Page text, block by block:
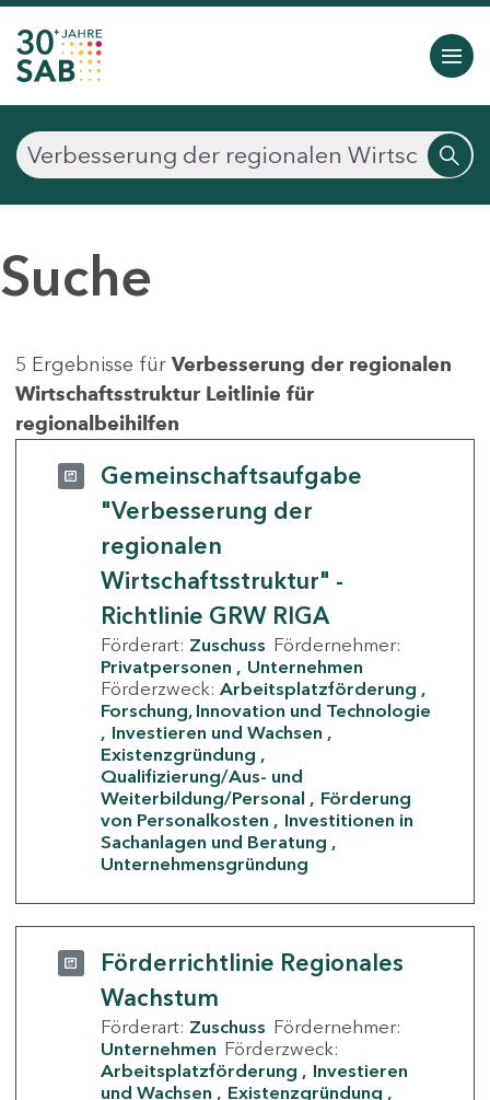
Suche
5 Ergebnisse für Verbesserung der regionalen
Wirtschaftsstruktur Leitlinie für
regionalbeihilfen
Gemeinschaftsaufgabe
"Verbesserung der
regionalen
Wirtschaftsstruktur" -
Richtlinie GRW RIGA
Förderart: Zuschuss Fördernehmer:
Privatpersonen
Unternehmen
Förderzweck: Arbeitsplatzförderung
Forschung, Innovation und Technologie
Investieren und Wachsen
Existenzgründung
Qualifizierung/Aus- und
Weiterbildung/Personal
Förderung
von Personalkosten
Investitionen in
Sachanlagen und Beratung
Unternehmensgründung
Förderrichtlinie Regionales
Wachstum
Förderart: Zuschuss Fördernehmer:
Unternehmen Förderzweck:
Arbeitsplatzförderung
Investieren
und Wachsen
Existenzgründung